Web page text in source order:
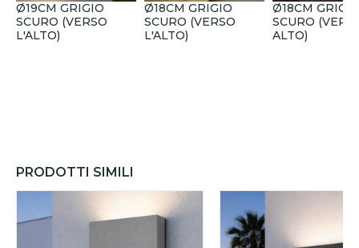
Ø19CM GRIGIO
SCURO (VERSO
L'ALTO)
Ø18CM GRIGIO
SCURO (VERSO
L'ALTO)
Ø18CM
SCURO
ALTO)
PRODOTTI SIMILI